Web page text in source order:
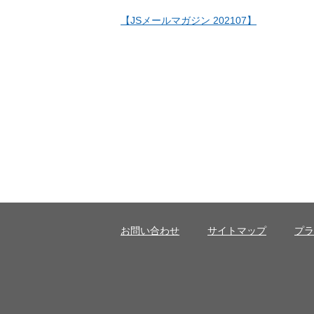
【JSメールマガジン 202107】
お問い合わせ サイトマップ プ